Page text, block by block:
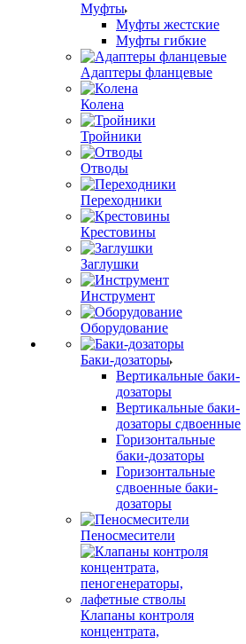
Муфты
Муфты жестские
Муфты гибкие
Адаптеры фланцевые
Колена
Тройники
Отводы
Переходники
Крестовины
Заглушки
Инструмент
Оборудование
Баки-дозаторы
Вертикальные баки-
дозаторы
Вертикальные баки-
дозаторы сдвоенные
Горизонтальные
баки-дозаторы
Горизонтальные
сдвоенные баки-
дозаторы
Пеносмесители
Клапаны контроля
концентрата,